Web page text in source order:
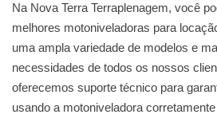
Na Nova Terra Terraplenagem, você
melhores motoniveladoras para
uma ampla variedade de modelos e
necessidades de todos os nossos
oferecemos suporte técnico para
usando a motoniveladora